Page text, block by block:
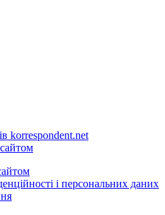
korrespondent.net
і персональних даних